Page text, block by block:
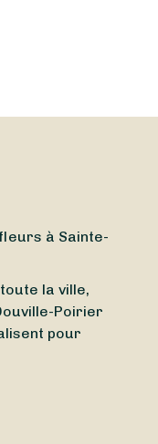
à Sainte-
la ville,
Poirier
pour